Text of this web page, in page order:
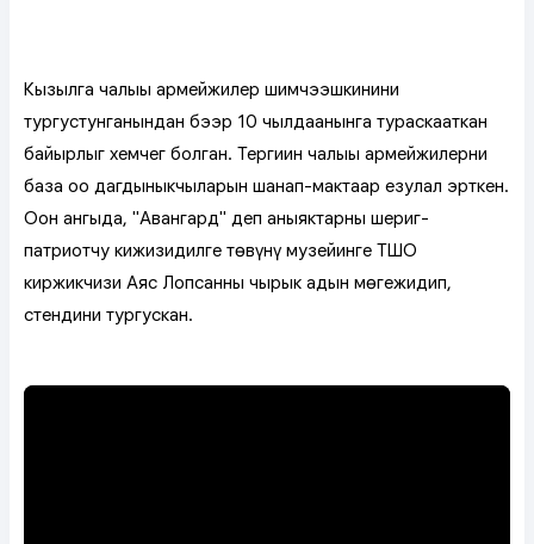
Кызылга чалыы армейжилер шимчээшкининиң
тургустунганындан бээр 10 чылдаанынга тураскааткан
байырлыг хемчег болган. Тергиин чалыы армейжилерни
база ооң дагдыныкчыларын шаңнап-мактаар езулал эрткен.
Оон ангыда, "Авангард" деп аныяктарның шериг-
патриотчу кижизидилге төвүнүң музейинге ТШО
киржикчизи Аяс Лопсанның чырык адын мөңгежидип,
стендини тургускан.